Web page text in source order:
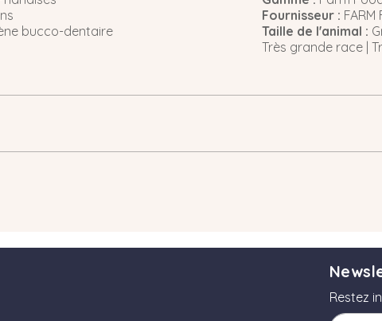
Fournisseur : FARM
bucco-dentaire Taille de l'animal :
Très grande race |
Restez